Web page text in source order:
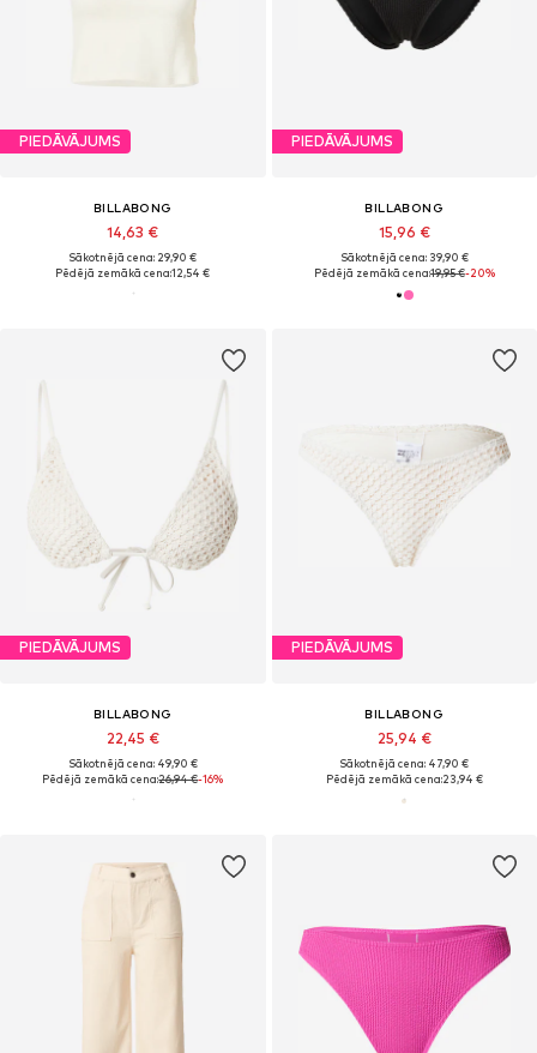
PIEDĀVĀJUMS
BILLABONG
14,63 €
Sākotnējā cena: 29,90 €
Pēdējā zemākā cena:12,54 €
PIEDĀVĀJUMS
BILLABONG
15,96 €
Sākotnējā cena: 39,90 €
Pēdējā zemākā cena:19,95 €-20%
PIEDĀVĀJUMS
BILLABONG
22,45 €
Sākotnējā cena: 49,90 €
Pēdējā zemākā cena:26,94 €-16%
PIEDĀVĀJUMS
BILLABONG
25,94 €
Sākotnējā cena: 47,90 €
Pēdējā zemākā cena:23,94 €